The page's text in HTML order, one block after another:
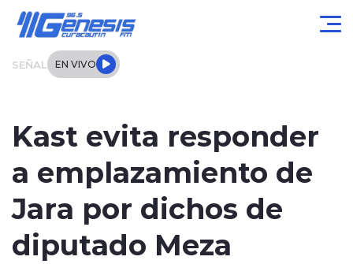
SEÑAL EN VIVO
Regional
Tendencias
Kast evita responder
a emplazamiento de
Jara por dichos de
diputado Meza